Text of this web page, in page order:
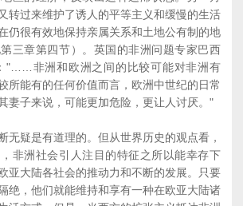
转过来维护了诱人的平等主义和缓慢的生活
仍很有效地保持亲属关系和土地公有制的地
三章第四节）。英国的非洲问题专家巴西
"……非洲和欧洲之间的比较可能对非洲有
能有的任何价值而言，欧洲中世纪的日常
妻子来说，可能更加危险，更让人讨厌。"
疑是有道理的。但从世界历史的观点看，
非洲社会引人注目的特征之所以能幸存下
亚大陆各社会的推动力和不断的发展。只要
绝，他们就能维持和享有一种在欧亚大陆诸